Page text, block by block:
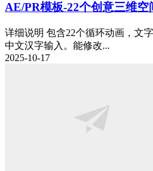
AE/PR模板-22个创意三维
详细说明 包含22个循环动画，文
中文汉字输入。能修改...
2025-10-17